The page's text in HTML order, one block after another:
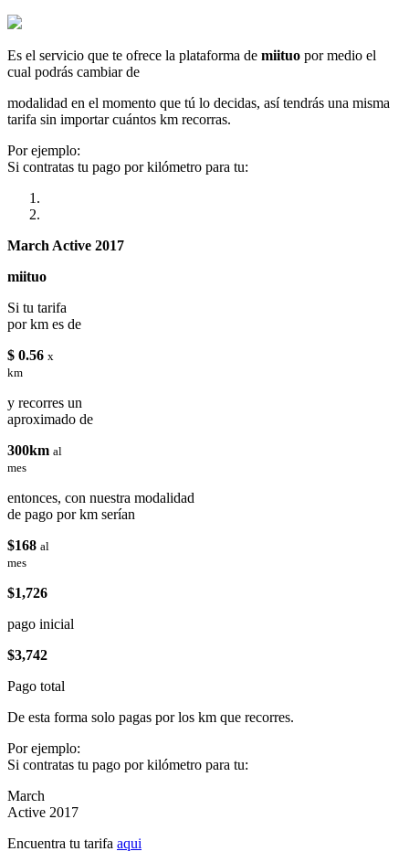
Es el servicio que te ofrece la plataforma de miituo por medio el
cual podrás cambiar de
modalidad en el momento que tú lo decidas, así tendrás una misma
tarifa sin importar cuántos km recorras.
Por ejemplo:
Si contratas tu pago por kilómetro para tu:
March Active 2017
miituo
Si tu tarifa
por km es de
$ 0.56 x
km
y recorres un
aproximado de
300km al
mes
entonces, con nuestra modalidad
de pago por km serían
$168 al
mes
$1,726
pago inicial
$3,742
Pago total
De esta forma solo pagas por los km que recorres.
Por ejemplo:
Si contratas tu pago por kilómetro para tu:
March
Active 2017
Encuentra tu tarifa aqui